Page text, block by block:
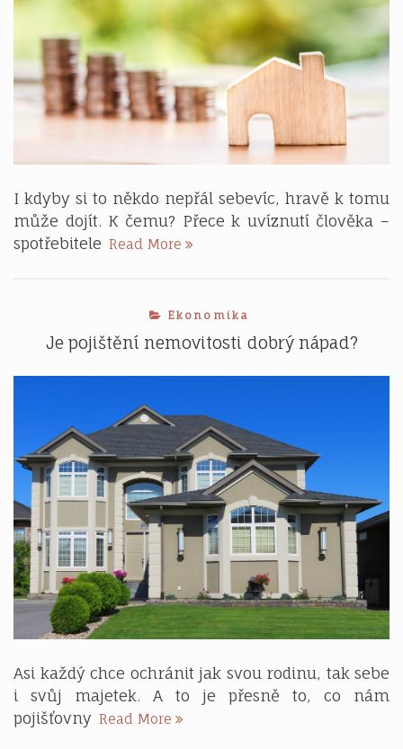
I kdyby si to někdo nepřál sebevíc, hravě k tomu
může dojít. K čemu? Přece k uvíznutí člověka –
spotřebitele Read More Když
půjčit
Ekonomika
Je pojištění nemovitosti dobrý nápad?
Asi každý chce ochránit jak svou rodinu, tak sebe
i svůj majetek. A to je přesně to, co nám
pojišťovny Read More Je